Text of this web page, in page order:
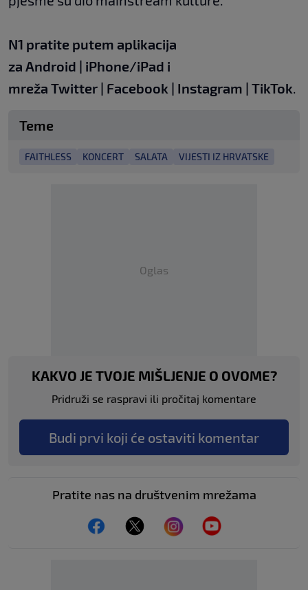
N1 pratite putem aplikacija
za Android | iPhone/iPad i
mreža Twitter | Facebook | Instagram | TikTok.
Teme
FAITHLESS KONCERT SALATA VIJESTI IZ HRVATSKE
Oglas
KAKVO JE TVOJE MIŠLJENJE O OVOME?
Pridruži se raspravi ili pročitaj komentare
Budi prvi koji će ostaviti komentar
Pratite nas na društvenim mrežama